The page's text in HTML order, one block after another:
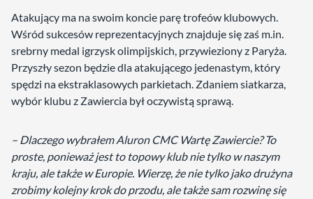
Atakujący ma na swoim koncie parę trofeów klubowych.
Wśród sukcesów reprezentacyjnych znajduje się zaś m.in.
srebrny medal igrzysk olimpijskich, przywieziony z Paryża.
Przyszły sezon będzie dla atakującego jedenastym, który
spędzi na ekstraklasowych parkietach. Zdaniem siatkarza,
wybór klubu z Zawiercia był oczywistą sprawą.
– Dlaczego wybrałem Aluron CMC Wartę Zawiercie? To
proste, ponieważ jest to topowy klub nie tylko w naszym
kraju, ale także w Europie. Wierzę, że nie tylko jako drużyna
zrobimy kolejny krok do przodu, ale także sam rozwinę się